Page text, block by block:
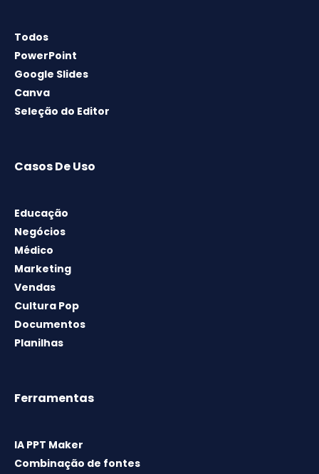
Todos
PowerPoint
Google Slides
Canva
Seleção do Editor
Casos De Uso
Educação
Negócios
Médico
Marketing
Vendas
Cultura Pop
Documentos
Planilhas
Ferramentas
IA PPT Maker
Combinação de fontes